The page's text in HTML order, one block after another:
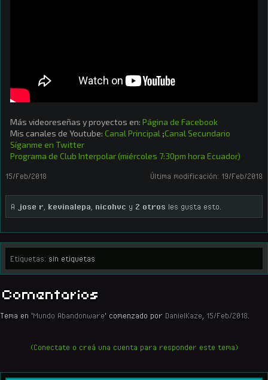
Más videoreseñas y proyectos en: Página de Facebook
Mis canales de Youtube: Canal Principal ;Canal Secundario
Síganme en Twitter
Programa de Club Interpolar (miércoles 7:30pm hora Ecuador)
Última modificación: 19/Feb/2018
15/Feb/2018
A jose r kevinalepa nicohvc y 2 otros les gusta esto.
Etiquetas: sin etiquetas
Comentarios
Tema en 'Mundo Abandonware' comenzado por DanielKaze 15/Feb/2018
(Conectate o creá una cuenta para responder este tema)